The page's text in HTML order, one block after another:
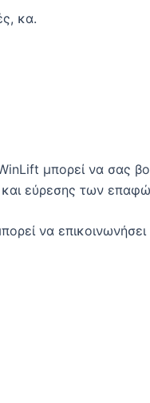
κα.
μπορεί να σας
εύρεσης των
να επικοινωνήσει